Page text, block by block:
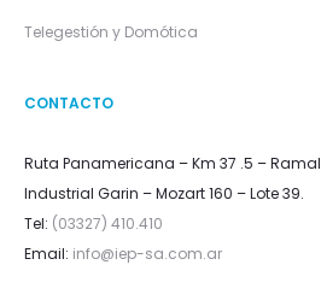
Telegestión y Domótica
CONTACTO
Ruta Panamericana – Km 37 .5 –
Industrial Garin – Mozart 160 – Lote 39.
Tel: (03327) 410.410
Email: info@iep-sa.com.ar